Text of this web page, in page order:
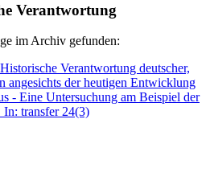
Verantwortung
im Archiv gefunden:
Verantwortung deutscher,
angesichts der heutigen Entwicklung
- Eine Untersuchung am Beispiel der
In: transfer 24(3)